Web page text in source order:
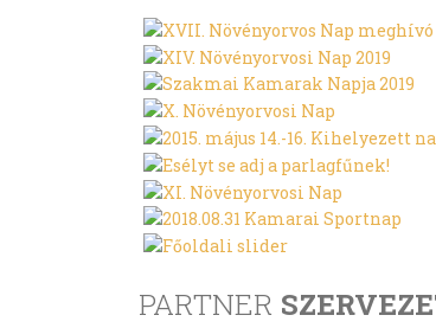
PARTNER